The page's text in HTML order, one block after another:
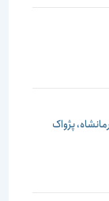
پژواک